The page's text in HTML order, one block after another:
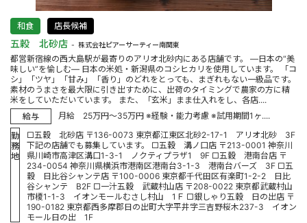
和食 店長候補
五穀 北砂店 株式会社ピアーサーティー南関東
都営新宿線の西大島駅が最寄りのアリオ北砂内にある店舗です。 ―日本の“美
味しい”を愉しむ― 日本の米処・新潟県のコシヒカリを使用しています。 「コ
シ」「ツヤ」「甘み」「香り」のどれをとっても、まぎれもない一級品です。
素材のうまさを最大限に引き出すために、出荷のタイミングで農家の方に精
米をしていただいています。 また、「玄米」まま仕入れをし、各店....
給与
月給 25万円～35万円 ※経験・能力考慮 ※試用期間1ヶ....
勤
務
地
□五穀 北砂店 〒136-0073 東京都江東区北砂2-17-1 アリオ北砂 3F
下記の店舗でも募集しています。 □五穀 溝ノ口店 〒213-0001 神奈川
県川崎市高津区溝口1-3-1 ノクティプラザ1 9F □五穀 港南台店 〒
234-0054 神奈川県横浜市港南区港南台3-1-3 港南台バーズ 3F □五
穀 日比谷シャンテ店 〒100-0006 東京都千代田区有楽町1-2-2 日比
谷シャンテ B2F □一汁五穀 武蔵村山店 〒208-0022 東京都武蔵村山
市榎1-1-3 イオンモールむさし村山 1Ｆ □銀しゃり五穀 日の出店 〒
190-0182 東京都西多摩郡日の出町大字平井字三吉野桜木237-3 イオン
モール日の出 1F